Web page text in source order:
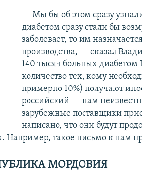
— Мы бы об этом сразу
диабетом сразу стали бы
заболевает, то им
производства, — сказал
140 тысяч больных
количество тех, кому
примерно 10%) получают
российский — нам
зарубежные поставщики
написано, что они будут
Например, такое письмо к нам
МОРДОВИЯ